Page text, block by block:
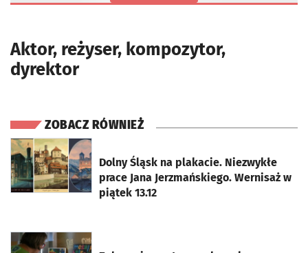
Aktor, reżyser, kompozytor,
dyrektor
ZOBACZ RÓWNIEŻ
Dolny Śląsk na plakacie. Niezwykłe
prace Jana Jerzmańskiego. Wernisaż w
piątek 13.12
otworzy się w nowej karcie
otworzy się w nowej karcie